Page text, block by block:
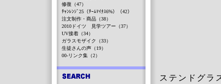
ステンドグラ
修復（47）
ﾁｬﾝﾚﾝｼﾞ25（ﾁｰﾑﾏｲﾅｽ6%）（42）
注文制作・商品（38）
2010ドイツ 見学ツアー（37）
UV接着（34）
ガラスモザイク（33）
生徒さんの声（19）
00-リンク集（2）